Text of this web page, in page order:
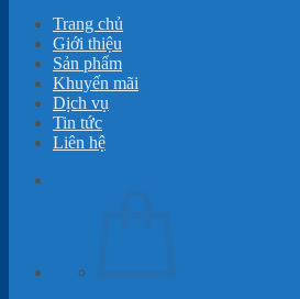
Trang chủ
Giới thiệu
Sản phẩm
Khuyến mãi
Dịch vụ
Tin tức
Liên hệ